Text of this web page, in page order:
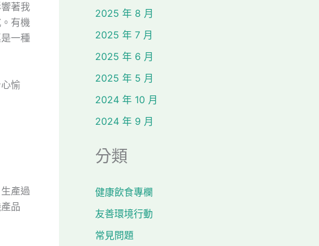
著我
有機
一種
愉
產過
品
2025 年 8 月
2025 年 7 月
2025 年 6 月
2025 年 5 月
2024 年 10 月
2024 年 9 月
分類
健康飲食專欄
友善環境行動
常見問題